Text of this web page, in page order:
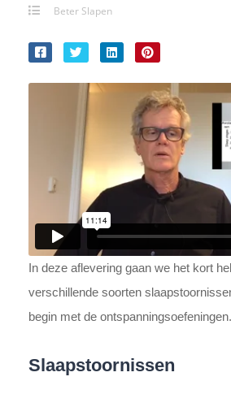
Beter Slapen
In deze aflevering gaan we het kort
verschillende soorten
begin met de ontspanningsoefeningen.
Slaapstoornissen